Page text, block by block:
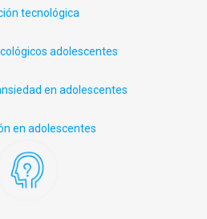
tecnológica
adolescentes
en adolescentes
en adolescentes